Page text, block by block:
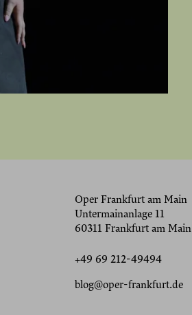
Oper Frankfurt am Main
Untermainanlage 11
60311 Frankfurt am Main
+49 69 212-49494
blog@oper-frankfurt.de